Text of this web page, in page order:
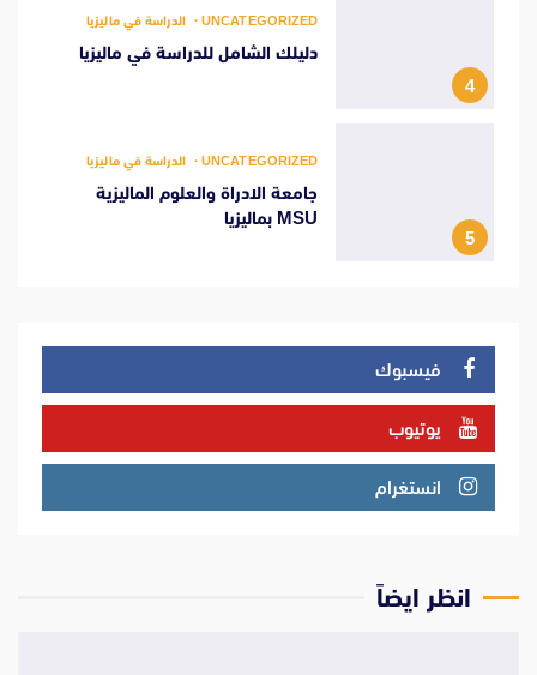
4
UNCATEGORIZED الدراسة في ماليزيا
دليلك الشامل للدراسة في ماليزيا
5
UNCATEGORIZED الدراسة في ماليزيا
جامعة الادراة والعلوم الماليزية
MSU بماليزيا
فيسبوك
يوتيوب
انستغرام
انظر ايضاً